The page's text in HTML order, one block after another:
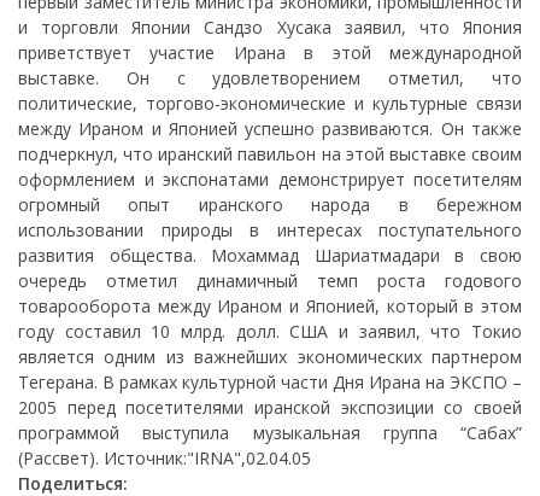
и торговли Японии Сандзо Хусака заявил, что Япония
приветствует участие Ирана в этой международной
выставке. Он с удовлетворением отметил, что
политические, торгово-экономические и культурные связи
между Ираном и Японией успешно развиваются. Он также
подчеркнул, что иранский павильон на этой выставке своим
оформлением и экспонатами демонстрирует посетителям
огромный опыт иранского народа в бережном
использовании природы в интересах поступательного
развития общества. Мохаммад Шариатмадари в свою
очередь отметил динамичный темп роста годового
товарооборота между Ираном и Японией, который в этом
году составил 10 млрд. долл. США и заявил, что Токио
является одним из важнейших экономических партнером
Тегерана. В рамках культурной части Дня Ирана на ЭКСПО –
2005 перед посетителями иранской экспозиции со своей
программой выступила музыкальная группа “Сабах”
(Рассвет). Источник:"IRNA",02.04.05
Поделиться: